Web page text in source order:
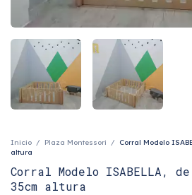
Inicio / Plaza Montessori /
Corral Modelo
altura
Corral Modelo ISABELLA,
35cm altura